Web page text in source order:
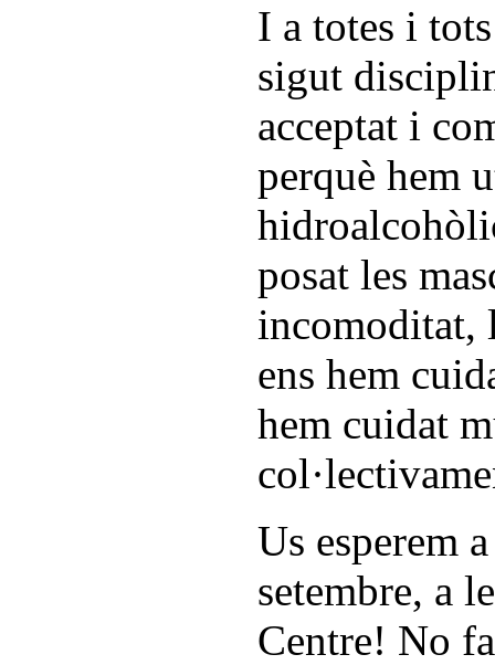
I a totes i
sigut
acceptat i
perquè hem
posat les
incomoditat,
ens hem
hem cuidat
Us esperem
setembre, a
Centre! No